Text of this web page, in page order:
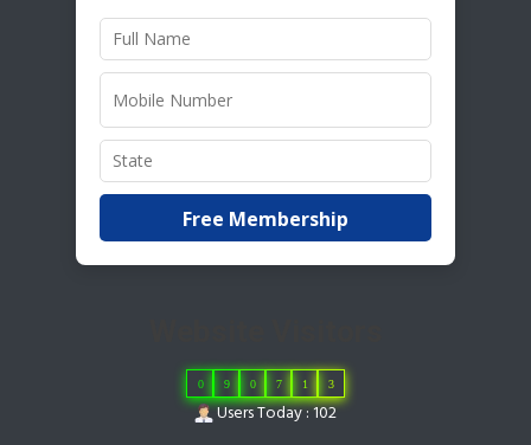
Free Membership
0 9 0 7 1 3
Users Today : 102